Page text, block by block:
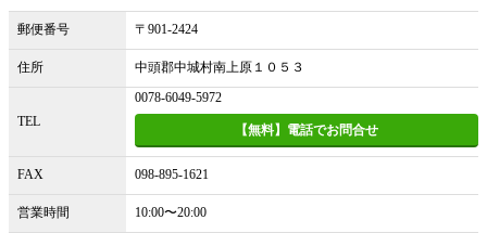
郵便番号 〒901-2424
住所 中頭郡中城村南上原１０５３
TEL
0078-6049-5972
【無料】電話でお問合せ
FAX 098-895-1621
営業時間 10:00〜20:00